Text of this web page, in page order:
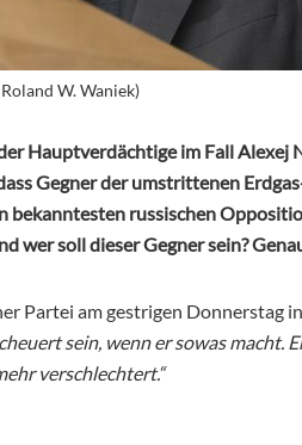
W. Waniek)
Hauptverdächtige im Fall Alexej
Gegner der umstrittenen
bekanntesten russischen
wer soll dieser Gegner sein?
Partei am gestrigen Donnerstag
sein, wenn er sowas macht.
verschlechtert.“